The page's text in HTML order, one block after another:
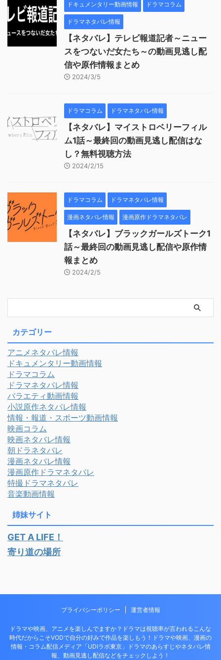
ドキュメンタリー動画情報 ドラマコラム
ドラマネタバレ情報
【ネタバレ】テレビ報道記者～ニュー
スをつないだ女たち～の動画見逃し配
信や原作情報まとめ
2024/3/5
ドラマコラム ドラマネタバレ情報
【ネタバレ】マイストロベリーフィル
ム1話～最終回の動画見逃し配信はな
し？無料視聴方法
2024/2/15
ドラマコラム ドラマネタバレ情報
漫画ネタバレ情報 漫画原作ドラマネタバレ
【ネタバレ】ブラックガールズトーク1
話～最終回の動画見逃し配信や原作情
報まとめ
2024/2/5
カテゴリー
アニメネタバレ情報
ドキュメンタリー動画情報
ドラマコラム
ドラマネタバレ情報
バラエティ動画情報
小説原作ネタバレ情報
情報・報道・スポーツ動画情報
映画コラム
映画ネタバレ情報
朝ドラネタバレ
漫画ネタバレ情報
漫画原作ドラマネタバレ
特撮ドラマネタバレ
音楽動画情報
姉妹サイト
GET A LIFE！
寄り道の場所
プライバシーポリシー 運営者情報
ドラマや映画、アニメを楽しんでますか？ドラマは視聴率が言われるこんな
時代だからこそVODで自分の好みで作品を楽しもう！ドラマや映画、漫画の
情報・コラム配信メディア「UDIラボ東京」ドラマのあらすじやネタバレ情
報、動画見逃し配信などをチェックしよう！